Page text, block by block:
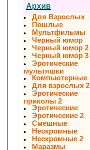
Архив
Для Взрослых
Пошлые
Мультфильмы
Черный юмор
Черный юмор 2
Черный юмор 3
Эротические
мультяшки
Компьютерные
Для взрослых 2
Эротические
приколы 2
Эротические
Эротические 2
Смешные
Нескромные
Нескромные 2
Маразмы